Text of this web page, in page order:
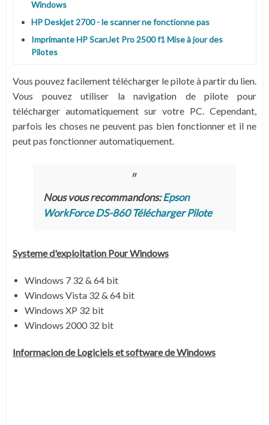
Windows
HP Deskjet 2700 - le scanner ne fonctionne pas
Imprimante HP ScanJet Pro 2500 f1 Mise à jour des
Pilotes
Vous pouvez facilement télécharger le pilote à partir du lien.
Vous pouvez utiliser la navigation de pilote pour
télécharger automatiquement sur votre PC. Cependant,
parfois les choses ne peuvent pas bien fonctionner et il ne
peut pas fonctionner automatiquement.
Nous vous recommandons:Epson
WorkForce DS-860 Télécharger Pilote
Systeme d'exploitation Pour Windows
Windows 7 32 & 64 bit
Windows Vista 32 & 64 bit
Windows XP 32 bit
Windows 2000 32 bit
Informacion de Logiciels et software de Windows